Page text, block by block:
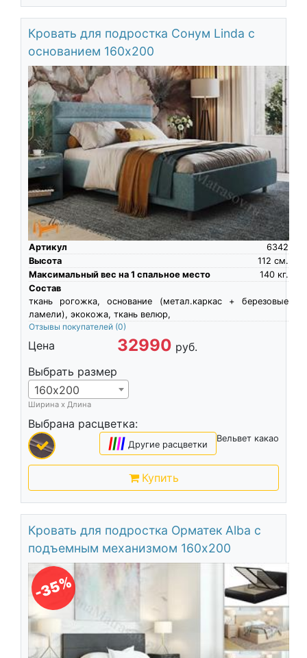
Кровать для подростка Сонум Linda с
основанием 160х200
Артикул
6342
Высота
см.
112
Максимальный вес на 1 спальное место
кг.
140
Состав
ткань рогожка, основание (метал.каркас + березовые
ламели), экокожа, ткань велюр,
Отзывы покупателей (0)
Цена 32990 руб.
Выбрать размер
160х200
Ширина х Длина
Выбрана расцветка:
Вельвет какао
|||| Другие расцветки
Купить
Кровать для подростка Орматек Alba с
подъемным механизмом 160х200
-35%